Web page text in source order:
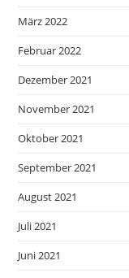
März 2022
Februar 2022
Dezember 2021
November 2021
Oktober 2021
September 2021
August 2021
Juli 2021
Juni 2021